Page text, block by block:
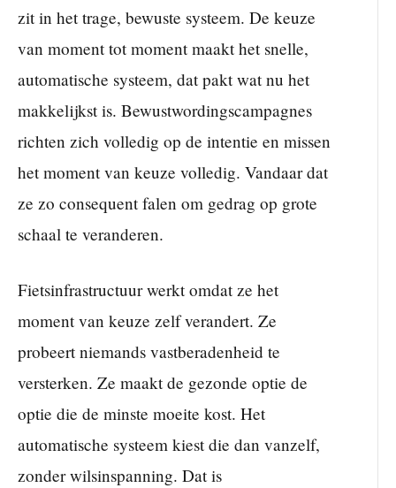
zit in het trage, bewuste systeem. De keuze
van moment tot moment maakt het snelle,
automatische systeem, dat pakt wat nu het
makkelijkst is. Bewustwordingscampagnes
richten zich volledig op de intentie en missen
het moment van keuze volledig. Vandaar dat
ze zo consequent falen om gedrag op grote
schaal te veranderen.
Fietsinfrastructuur werkt omdat ze het
moment van keuze zelf verandert. Ze
probeert niemands vastberadenheid te
versterken. Ze maakt de gezonde optie de
optie die de minste moeite kost. Het
automatische systeem kiest die dan vanzelf,
zonder wilsinspanning. Dat is